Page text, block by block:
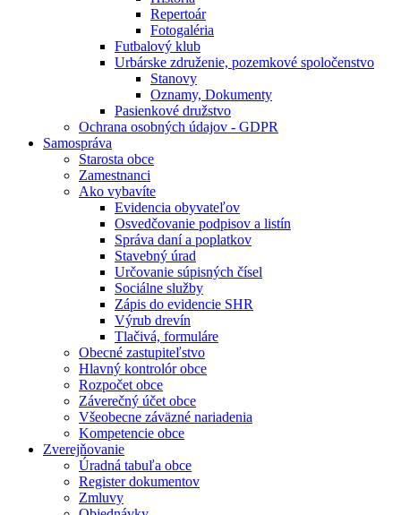
Repertoár
Fotogaléria
Futbalový klub
Urbárske združenie, pozemkové spoločenstvo
Stanovy
Oznamy, Dokumenty
Pasienkové družstvo
Ochrana osobných údajov - GDPR
Samospráva
Starosta obce
Zamestnanci
Ako vybavíte
Evidencia obyvateľov
Osvedčovanie podpisov a listín
Správa daní a poplatkov
Stavebný úrad
Určovanie súpisných čísel
Sociálne služby
Zápis do evidencie SHR
Výrub drevín
Tlačivá, formuláre
Obecné zastupiteľstvo
Hlavný kontrolór obce
Rozpočet obce
Záverečný účet obce
Všeobecne záväzné nariadenia
Kompetencie obce
Zverejňovanie
Úradná tabuľa obce
Register dokumentov
Zmluvy